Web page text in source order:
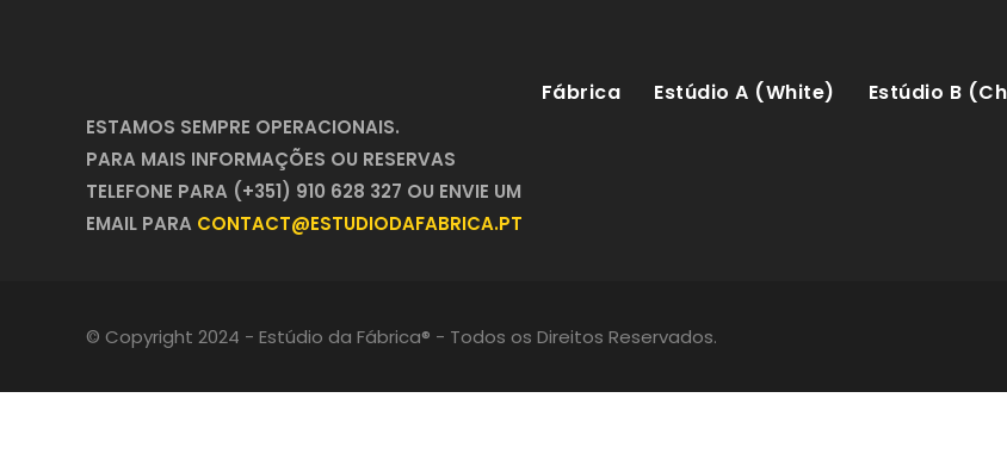
Fábrica Estúdio A (White) Estúdio B
ESTAMOS SEMPRE OPERACIONAIS.
PARA MAIS INFORMAÇÕES OU RESERVAS
TELEFONE PARA (+351) 910 628 327 OU ENVIE UM
EMAIL PARA CONTACT@ESTUDIODAFABRICA.PT
© Copyright 2024 - Estúdio da Fábrica® - Todos os Direitos Reservados.